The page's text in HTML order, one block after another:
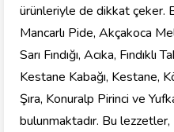
ürünleriyle de dikkat çeker.
Mancarlı Pide, Akçakoca
Sarı Fındığı, Acıka,
Kestane Kabağı, Kestane,
Şıra, Konuralp Pirinci ve
bulunmaktadır. Bu